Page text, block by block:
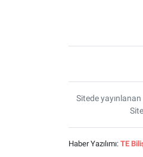
Sitede
Haber Yazılımı: TE